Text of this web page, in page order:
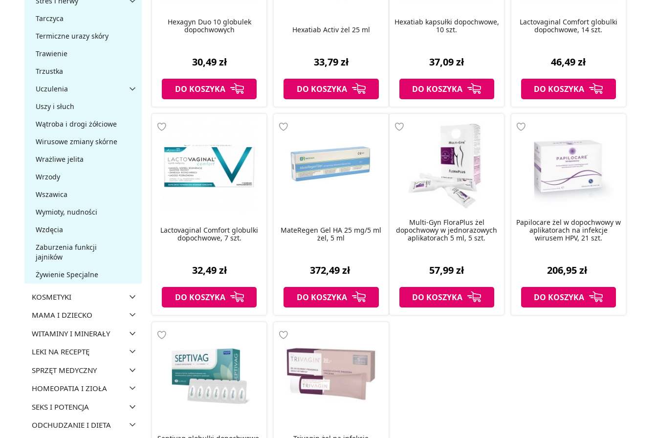
Tarczyca
Termiczne urazy skóry
Trawienie
Trzustka
Uczulenia
Uszy i słuch
Wątroba i drogi żółciowe
Wirusowe zmiany skórne
Wrażliwe jelita
Wrzody
Wszawica
Wymioty, nudności
Wzdęcia
Zaburzenia funkcji
jajników
Żywienie Specjalne
KOSMETYKI
MAMA I DZIECKO
WITAMINY I MINERAŁY
LEKI NA RECEPTĘ
SPRZĘT MEDYCZNY
HOMEOPATIA I ZIOŁA
SEKS I POTENCJA
ODCHUDZANIE I DIETA
Hexagyn Duo 10 globulek
dopochwowych
30,49 zł
DO KOSZYKA
Hexatiab Activ żel 25 ml
33,79 zł
DO KOSZYKA
Hexatiab kapsułki dopochwowe,
10 szt.
37,09 zł
DO KOSZYKA
Lactovaginal Comfort globulki
dopochwowe, 14 szt.
46,49 zł
DO KOSZYKA
Lactovaginal Comfort globulki
dopochwowe, 7 szt.
32,49 zł
DO KOSZYKA
MateRegen Gel HA 25 mg/5 ml
żel, 5 ml
372,49 zł
DO KOSZYKA
Multi-Gyn FloraPlus żel
dopochwowy w jednorazowych
aplikatorach 5 ml, 5 szt.
57,99 zł
DO KOSZYKA
Papilocare żel w dopochwowy w
aplikatorach na infekcje
wirusem HPV, 21 szt.
206,95 zł
DO KOSZYKA